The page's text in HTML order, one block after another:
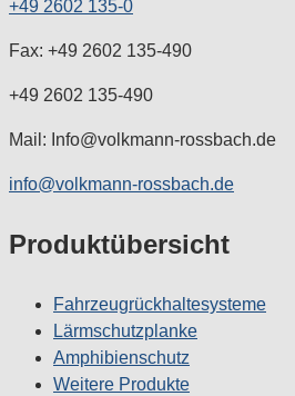
+49 2602 135-0
Fax: +49 2602 135-490
+49 2602 135-490
Mail: Info@volkmann-rossbach.de
info@volkmann-rossbach.de
Produktübersicht
Fahrzeugrückhaltesysteme
Lärmschutzplanke
Amphibienschutz
Weitere Produkte